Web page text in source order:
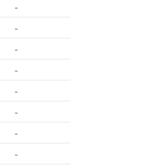
-
-
-
-
-
-
-
-